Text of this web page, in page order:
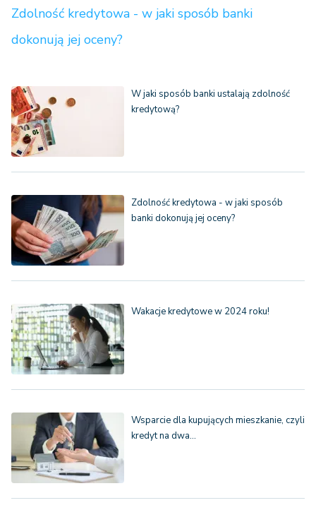
Zdolność kredytowa - w jaki sposób banki
dokonują jej oceny?
W jaki sposób banki ustalają zdolność
kredytową?
Zdolność kredytowa - w jaki sposób
banki dokonują jej oceny?
Wakacje kredytowe w 2024 roku!
Wsparcie dla kupujących mieszkanie, czyli
kredyt na dwa…